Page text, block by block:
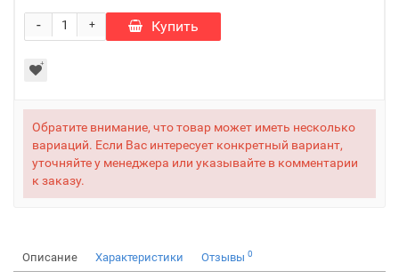
+
- Купить
Обратите внимание, что товар может иметь несколько
вариаций. Если Вас интересует конкретный вариант,
уточняйте у менеджера или указывайте в комментарии
к заказу.
Описание Характеристики Отзывы 0